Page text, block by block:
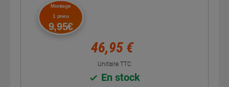
Montage
1 pneu
9,95€
46,95 €
Unitaire TTC
En stock